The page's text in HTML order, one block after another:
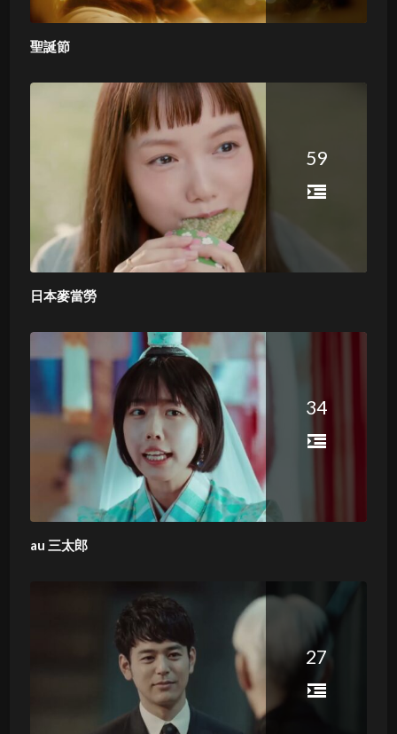
聖誕節
59
日本麥當勞
34
au 三太郎
27